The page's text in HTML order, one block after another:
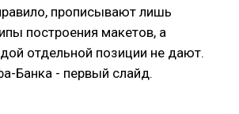
прописывают лишь
построения макетов, а
отдельной позиции не дают.
Банка - первый слайд.